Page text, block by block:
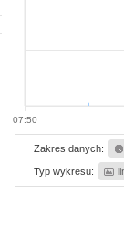
07:50
Zakres danych:
Typ wykresu: